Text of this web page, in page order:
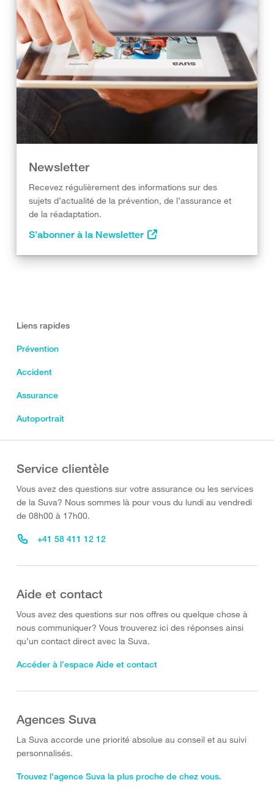
Newsletter
Recevez régulièrement des informations sur des
sujets d’actualité de la prévention, de l’assurance et
de la réadaptation.
S’abonner à la Newsletter
Liens rapides
Prévention
Accident
Assurance
Autoportrait
Service clientèle
Vous avez des questions sur votre assurance ou les services
de la Suva? Nous sommes là pour vous du lundi au vendredi
de 08h00 à 17h00.
+41 58 411 12 12
Aide et contact
Vous avez des questions sur nos offres ou quelque chose à
nous communiquer? Vous trouverez ici des réponses ainsi
qu’un contact direct avec la Suva.
Accéder à l’espace Aide et contact
Agences Suva
La Suva accorde une priorité absolue au conseil et au suivi
personnalisés.
Trouvez l'agence Suva la plus proche de chez vous.